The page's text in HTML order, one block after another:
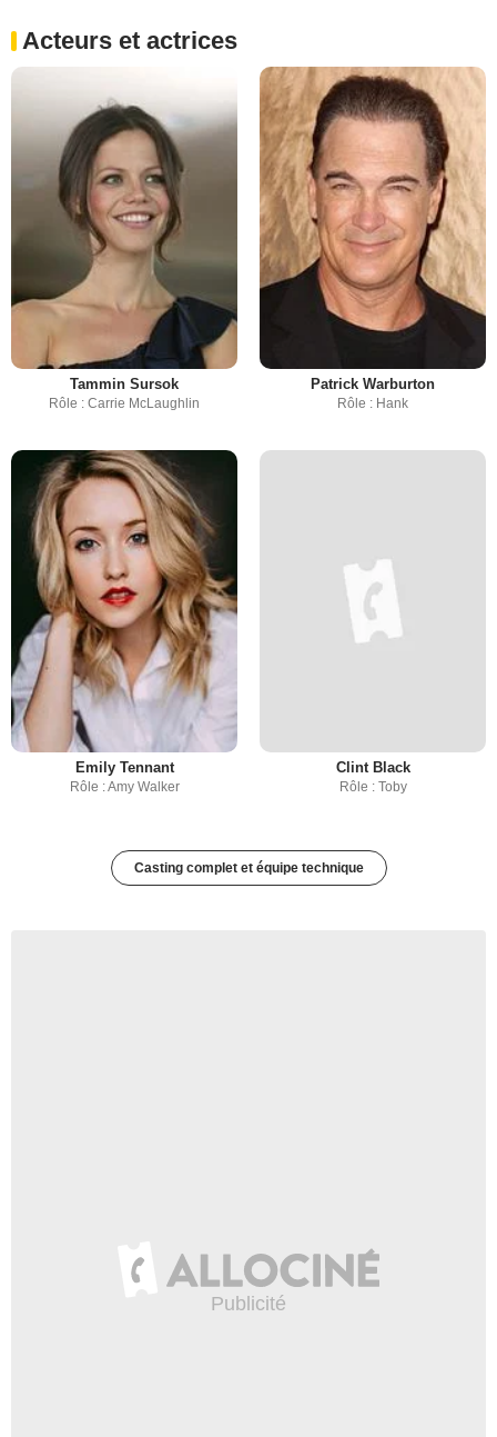
Acteurs et actrices
Tammin Sursok
Rôle : Carrie McLaughlin
Patrick Warburton
Rôle : Hank
Emily Tennant
Rôle : Amy Walker
Clint Black
Rôle : Toby
Casting complet et équipe technique